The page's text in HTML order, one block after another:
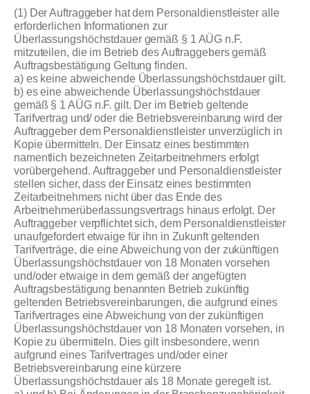
(1) Der Auftraggeber hat dem Personaldienstleister alle
erforderlichen Informationen zur
Überlassungshöchstdauer gemäß § 1 AÜG n.F.
mitzuteilen, die im Betrieb des Auftraggebers gemäß
Auftragsbestätigung Geltung finden.
a) es keine abweichende Überlassungshöchstdauer gilt.
b) es eine abweichende Überlassungshöchstdauer
gemäß § 1 AÜG n.F. gilt. Der im Betrieb geltende
Tarifvertrag und/ oder die Betriebsvereinbarung wird der
Auftraggeber dem Personaldienstleister unverzüglich in
Kopie übermitteln. Der Einsatz eines bestimmten
namentlich bezeichneten Zeitarbeitnehmers erfolgt
vorübergehend. Auftraggeber und Personaldienstleister
stellen sicher, dass der Einsatz eines bestimmten
Zeitarbeitnehmers nicht über das Ende des
Arbeitnehmerüberlassungsvertrags hinaus erfolgt. Der
Auftraggeber verpflichtet sich, dem Personaldienstleister
unaufgefordert etwaige für ihn in Zukunft geltenden
Tarifverträge, die eine Abweichung von der zukünftigen
Überlassungshöchstdauer von 18 Monaten vorsehen
und/oder etwaige in dem gemäß der angefügten
Auftragsbestätigung benannten Betrieb zukünftig
geltenden Betriebsvereinbarungen, die aufgrund eines
Tarifvertrages eine Abweichung von der zukünftigen
Überlassungshöchstdauer von 18 Monaten vorsehen, in
Kopie zu übermitteln. Dies gilt insbesondere, wenn
aufgrund eines Tarifvertrages und/oder einer
Betriebsvereinbarung eine kürzere
Überlassungshöchstdauer als 18 Monate geregelt ist.